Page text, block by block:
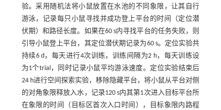
验。采用随机法将小鼠放置在水池的不同象限，让其自行
游泳，记录每只小鼠寻找并成功登上平台的时间（定位潜
伏期）和路径长度。如果在60 s内寻找平台的任务失败，则
引导小鼠登上平台，其定位潜伏期记录为60 s。定位实验共
持续6 d，每天进行4次训练，训练间隔为2 h，每天训练设
为1个trial，同时记录小鼠平均游泳速度。定位实验结束后
24 h进行空间探索实验，移除隐藏平台，将小鼠从平台对侧
的对角象限释放入水，记录120 s内其第1次进入目标平台所
在象限的时间（目标区首次入口时间），目标象限内路程